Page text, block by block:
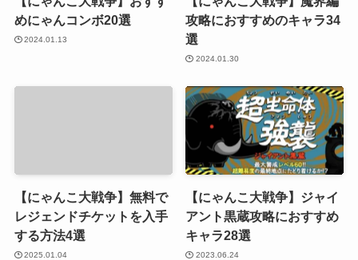
めにゃんコンボ20選
2024.01.13
攻略におすすめのキャラ34
選
2024.01.30
【にゃんこ大戦争】無料で
レジェンドチケットを入手
する方法4選
2025.01.04
【にゃんこ大戦争】ジャイ
アント黒蔵攻略におすすめ
キャラ28選
2023.06.24